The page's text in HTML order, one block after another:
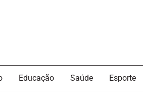
Educação Saúde Esporte